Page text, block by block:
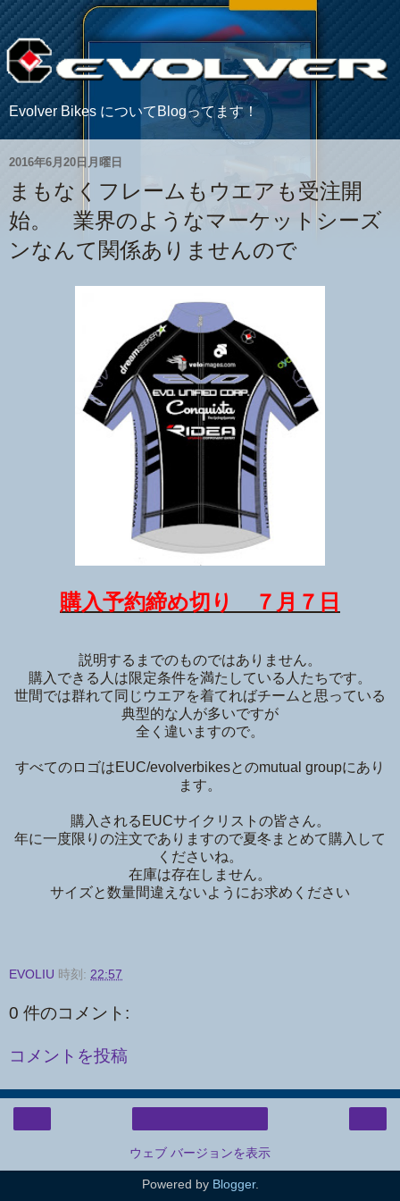
Evolver Bikes についてBlogってます！
2016年6月20日月曜日
まもなくフレームもウエアも受注開
始。 業界のようなマーケットシーズ
ンなんて関係ありませんので
購入予約締め切り ７月７日
説明するまでのものではありません。
購入できる人は限定条件を満たしている人たちです。
世間では群れて同じウエアを着てればチームと思っている
典型的な人が多いですが
全く違いますので。
すべてのロゴはEUC/evolverbikesとのmutual groupにあり
ます。
購入されるEUCサイクリストの皆さん。
年に一度限りの注文でありますので夏冬まとめて購入して
くださいね。
在庫は存在しません。
サイズと数量間違えないようにお求めください
EVOLIU 時刻: 22:57
0 件のコメント:
コメントを投稿
ウェブ バージョンを表示
Powered by Blogger.